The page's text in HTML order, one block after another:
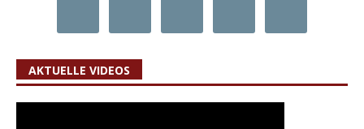
AKTUELLE VIDEOS